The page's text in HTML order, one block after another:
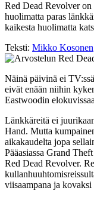
Red Dead Revolver
huolimatta paras
kaikesta huolimatta
Teksti: Mikko Kosonen
Näinä päivinä ei
eivät enään niihin
Eastwoodin
Länkkäreitä ei
Hand. Mutta
aikakaudelta jopa
Pääasiassa Grand
Red Dead Revolver.
viisaampana ja